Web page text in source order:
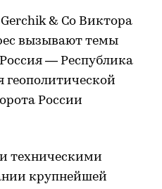
& Co Виктора
вызывают темы
— Республика
России
техническими
крупнейшей